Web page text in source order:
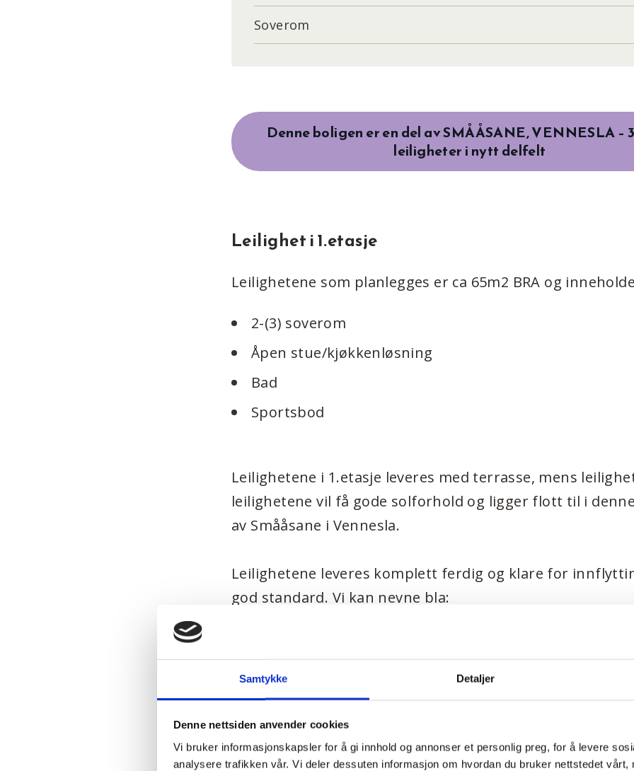
Samtykke Detaljer
Denne nettsiden anvender cookies
Vi bruker informasjonskapsler for å gi innhold og annonser et personlig preg, for å levere
analysere trafikken vår. Vi deler dessuten informasjon om hvordan du bruker nettstedet vårt,
Soverom
Denne boligen er en del av SMÅÅSANE, VENNESLA –
leiligheter i nytt delfelt
Leilighet i 1.etasje
Leilighetene som planlegges er ca 65m2 BRA og
2-(3) soverom
Åpen stue/kjøkkenløsning
Bad
Sportsbod
Leilighetene i 1.etasje leveres med terrasse, mens
leilighetene vil få gode solforhold og ligger flott til i
av Smååsane i Vennesla.
Leilighetene leveres komplett ferdig og klare for
god standard. Vi kan nevne bla:
Malte himlinger og vegger. Listefritt i overgang
vegg/himling
Kvalitetsgulv i alle oppholdsrom